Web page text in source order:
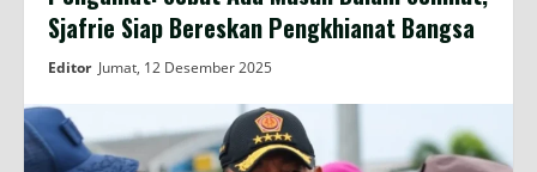
Sjafrie Siap Bereskan Pengkhianat Bangsa
Editor Jumat, 12 Desember 2025